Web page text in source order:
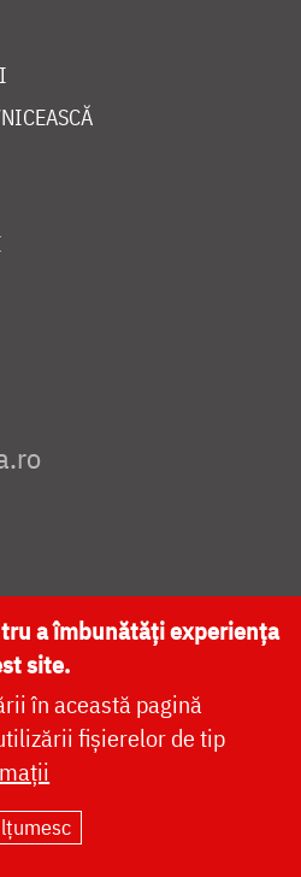
CATEDRALA NAȚIONALĂ
DOXOLOGIA MEDIA
| ©
a îmbunătăți experiența
site.
în această pagină
fișierelor de tip